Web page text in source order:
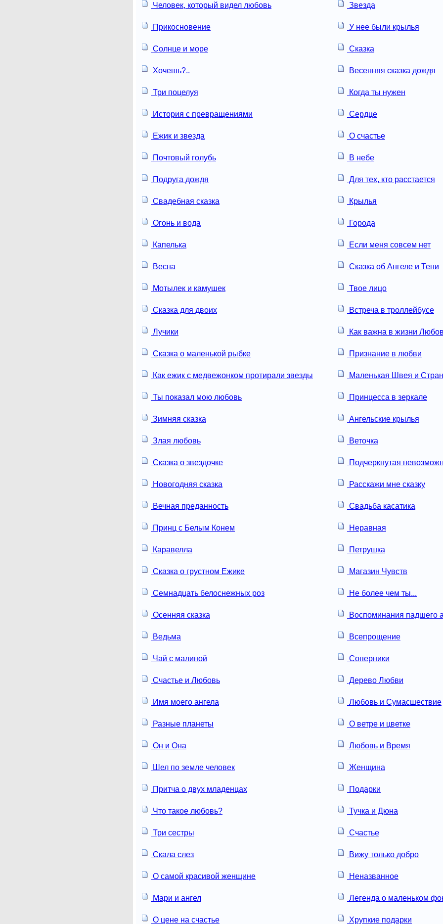
Человек, который видел любовь Звезда
Прикосновение У нее были крылья
Солнце и море Сказка
Хочешь?.. Весенняя сказка дождя
Три поцелуя Когда ты нужен
История с превращениями Сердце
Ежик и звезда О счастье
Почтовый голубь В небе
Подруга дождя Для тех, кто расстается
Свадебная сказка Крылья
Огонь и вода Города
Капелька Если меня совсем нет
Весна Сказка об Ангеле и Тени
Мотылек и камушек Твое лицо
Сказка для двоих Встреча в троллейбусе
Лучики Как важна в жизни
Сказка о маленькой рыбке Признание в любви
Как ежик с медвежонком протирали звезды Маленькая Швея и
Ты показал мою любовь Принцесса в зеркале
Зимняя сказка Ангельские крылья
Злая любовь Веточка
Сказка о звездочке Подчеркнутая
Новогодняя сказка Расскажи мне сказку
Вечная преданность Свадьба касатика
Принц с Белым Конем Неравная
Каравелла Петрушка
Сказка о грустном Ежике Магазин Чувств
Семнадцать белоснежных роз Не более чем ты...
Осенняя сказка Воспоминания падшего
Ведьма Всепрощение
Чай с малиной Соперники
Счастье и Любовь Дерево Любви
Имя моего ангела Любовь и Сумасшествие
Разные планеты О ветре и цветке
Он и Она Любовь и Время
Шел по земле человек Женщина
Притча о двух младенцах Подарки
Что такое любовь? Тучка и Дюна
Три сестры Счастье
Скала слез Вижу только добро
О самой красивой женщине Неназванное
Мари и ангел Легенда о маленьком
О цене на счастье Хрупкие подарки